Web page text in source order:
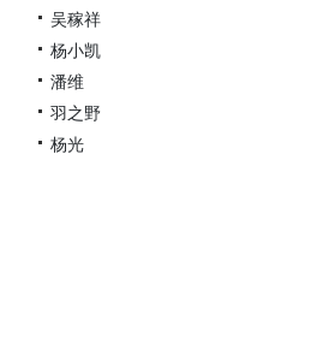
吴稼祥
杨小凯
潘维
羽之野
杨光